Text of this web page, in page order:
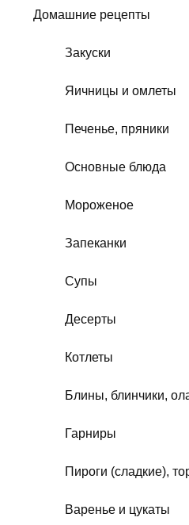
Домашние рецепты
Закуски
Яичницы и омлеты
Печенье, пряники
Основные блюда
Мороженое
Запеканки
Супы
Десерты
Котлеты
Блины, блинчики,
Гарниры
Пироги (сладкие),
Варенье и цукаты